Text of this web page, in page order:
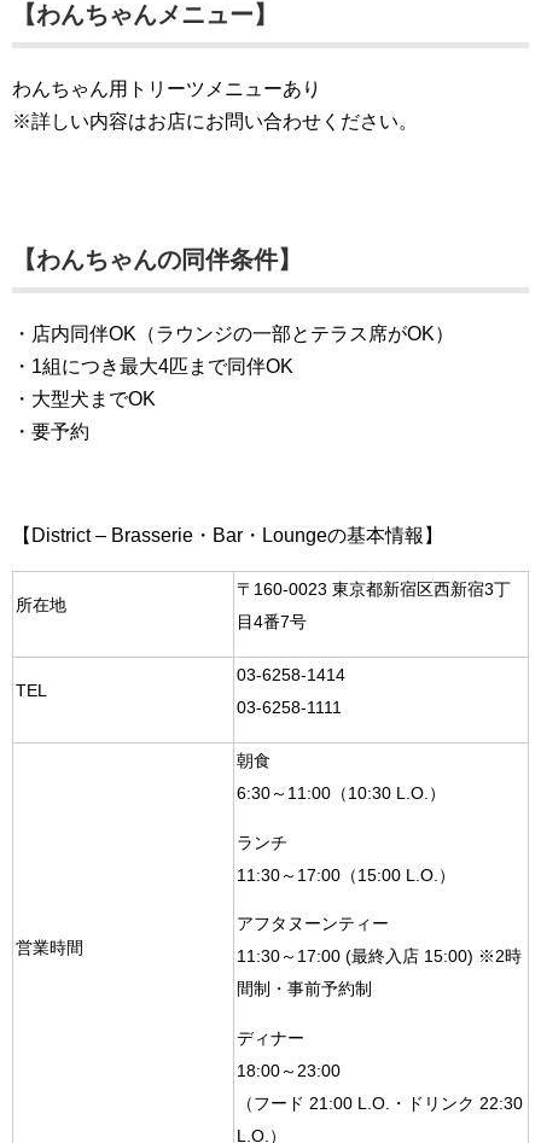
【わんちゃんメニュー】
わんちゃん用トリーツメニューあり
※詳しい内容はお店にお問い合わせください。
【わんちゃんの同伴条件】
・店内同伴OK（ラウンジの一部とテラス席がOK）
・1組につき最大4匹まで同伴OK
・大型犬までOK
・要予約
【District – Brasserie・Bar・Loungeの基本情報】
所在地
〒160-0023 東京都新宿区西新宿3丁
目4番7号
TEL
03-6258-1414
03-6258-1111
営業時間
朝食
6:30～11:00（10:30 L.O.）
ランチ
11:30～17:00（15:00 L.O.）
アフタヌーンティー
11:30～17:00 (最終入店 15:00) ※2時
間制・事前予約制
ディナー
18:00～23:00
（フード 21:00 L.O.・ドリンク 22:30
L.O.）